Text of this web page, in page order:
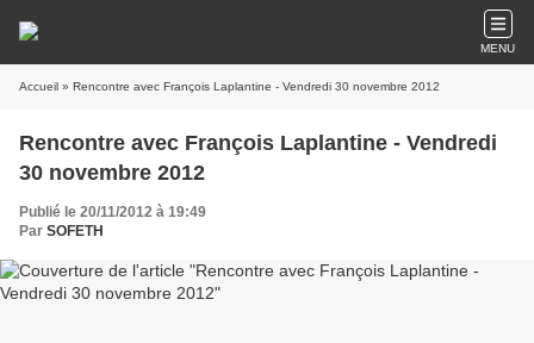
MENU
Accueil » Rencontre avec François Laplantine - Vendredi 30 novembre 2012
Rencontre avec François Laplantine - Vendredi
30 novembre 2012
Publié le 20/11/2012 à 19:49
Par SOFETH